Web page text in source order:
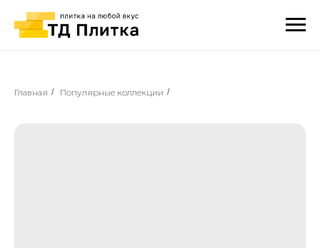
Главная / Популярные коллекции /